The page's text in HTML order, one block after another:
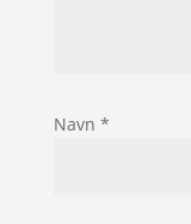
Navn *